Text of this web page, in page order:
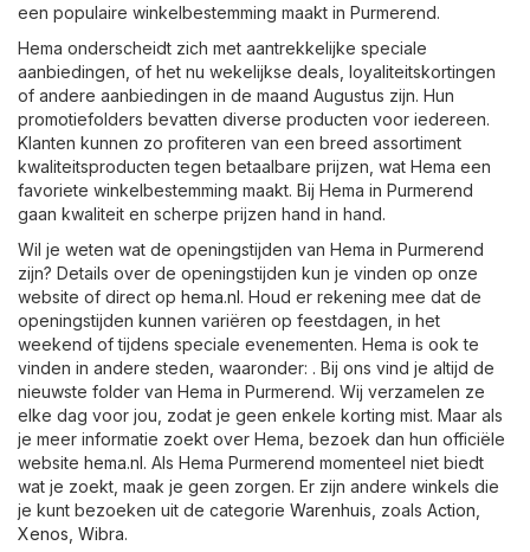
een populaire winkelbestemming maakt in Purmerend.
Hema onderscheidt zich met aantrekkelijke speciale
aanbiedingen, of het nu wekelijkse deals, loyaliteitskortingen
of andere aanbiedingen in de maand Augustus zijn. Hun
promotiefolders bevatten diverse producten voor iedereen.
Klanten kunnen zo profiteren van een breed assortiment
kwaliteitsproducten tegen betaalbare prijzen, wat Hema een
favoriete winkelbestemming maakt. Bij Hema in Purmerend
gaan kwaliteit en scherpe prijzen hand in hand.
Wil je weten wat de openingstijden van Hema in Purmerend
zijn? Details over de openingstijden kun je vinden op onze
website of direct op hema.nl. Houd er rekening mee dat de
openingstijden kunnen variëren op feestdagen, in het
weekend of tijdens speciale evenementen. Hema is ook te
vinden in andere steden, waaronder: . Bij ons vind je altijd de
nieuwste folder van Hema in Purmerend. Wij verzamelen ze
elke dag voor jou, zodat je geen enkele korting mist. Maar als
je meer informatie zoekt over Hema, bezoek dan hun officiële
website hema.nl. Als Hema Purmerend momenteel niet biedt
wat je zoekt, maak je geen zorgen. Er zijn andere winkels die
je kunt bezoeken uit de categorie Warenhuis , zoals Action
Xenos Wibra.